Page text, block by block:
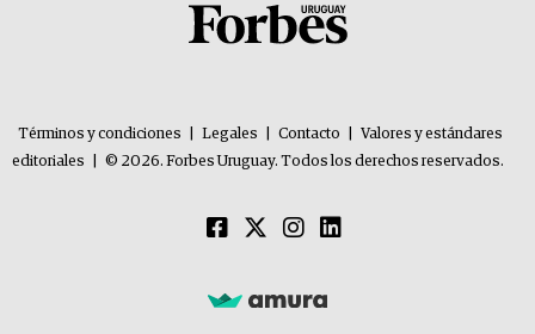
Términos y condiciones Legales Contacto
Valores y estándares
editoriales
© 2026. Forbes Uruguay. Todos los derechos reservados.